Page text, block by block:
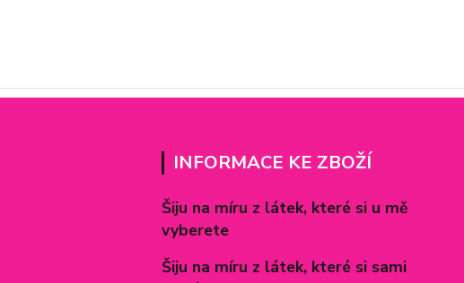
INFORMACE KE ZBOŽÍ
Šiju na míru z látek, které si u mě
vyberete
Šiju na míru z látek, které si sami